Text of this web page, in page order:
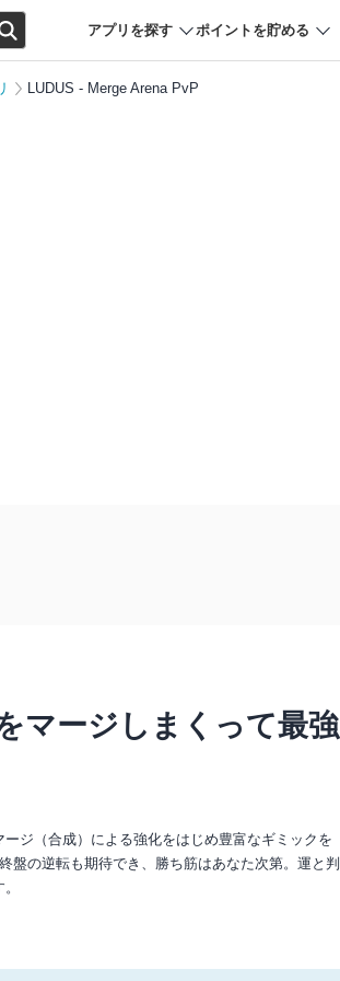
アプリを探す ポイントを貯める
LUDUS - Merge Arena PvP
マージしまくって最強
ージ（合成）による強化をはじめ豊富なギミックを
盤の逆転も期待でき、勝ち筋はあなた次第。運と判